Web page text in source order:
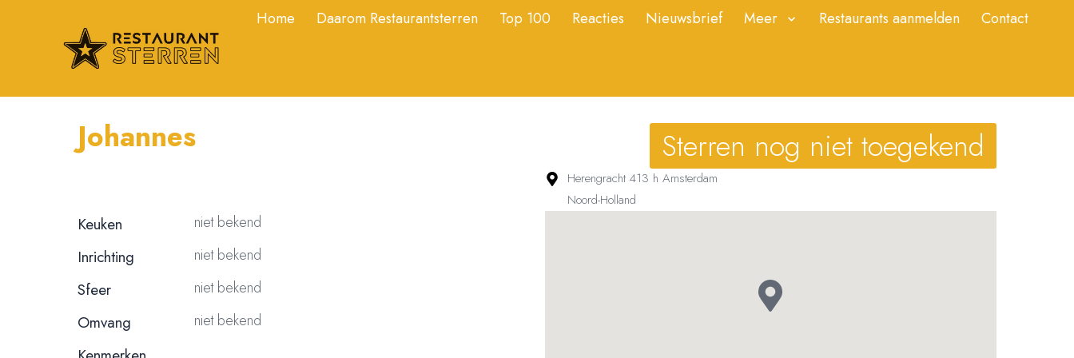
Home Daarom Restaurantsterren Top 100 Reacties Nieuwsbrief Meer Restaurants aanmelden Contact
Johannes Sterren nog niet toegekend
Keuken niet bekend
Inrichting niet bekend
Sfeer niet bekend
Omvang niet bekend
Herengracht 413 h Amsterdam
Noord-Holland